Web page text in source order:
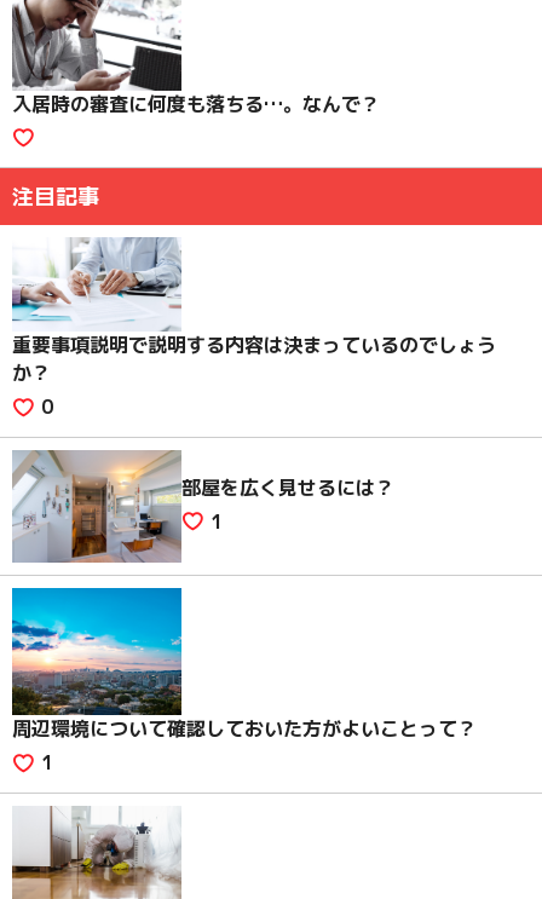
入居時の審査に何度も落ちる…。なんで？
注目記事
重要事項説明で説明する内容は決まっているのでしょう
か？
0
部屋を広く見せるには？
1
周辺環境について確認しておいた方がよいことって？
1